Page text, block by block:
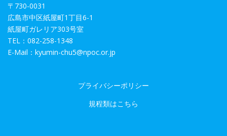
〒730-0031
広島市中区紙屋町1丁目6-1
紙屋町ガレリア303号室
TEL：082-258-1348
E-Mail：kyumin-chu5@npoc.or.jp
プライバシーポリシー
規程類はこちら